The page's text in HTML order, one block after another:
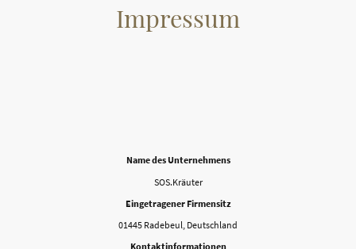
Impressum
Name des Unternehmens
SOS.Kräuter
Eingetragener Firmensitz
01445 Radebeul, Deutschland
Kontaktinformationen